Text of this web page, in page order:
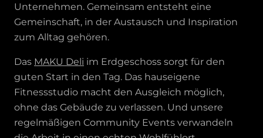
Unternehmen. Gemeinsam entsteht eine
Gemeinschaft, in der Austausch und Inspiration
zum Alltag gehören.
Das MAKU Deli im Erdgeschoss sorgt für den
guten Start in den Tag. Das hauseigene
Fitnessstudio macht den Ausgleich möglich,
ohne das Gebäude zu verlassen. Und unsere
regelmäßigen Community Events verwandeln